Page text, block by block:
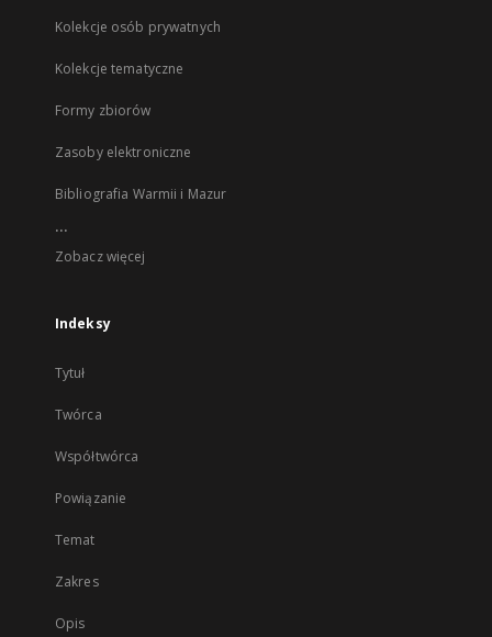
Kolekcje osób prywatnych
Kolekcje tematyczne
Formy zbiorów
Zasoby elektroniczne
Bibliografia Warmii i Mazur
...
Zobacz więcej
Indeksy
Tytuł
Twórca
Współtwórca
Powiązanie
Temat
Zakres
Opis